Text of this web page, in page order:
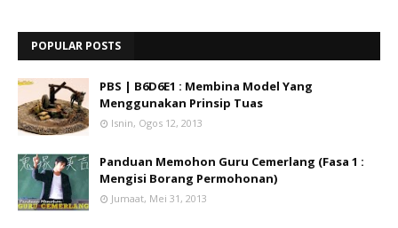
POPULAR POSTS
PBS | B6D6E1 : Membina Model Yang
Menggunakan Prinsip Tuas
Isnin, Ogos 12, 2013
Panduan Memohon Guru Cemerlang (Fasa 1 :
Mengisi Borang Permohonan)
Jumaat, Mei 31, 2013